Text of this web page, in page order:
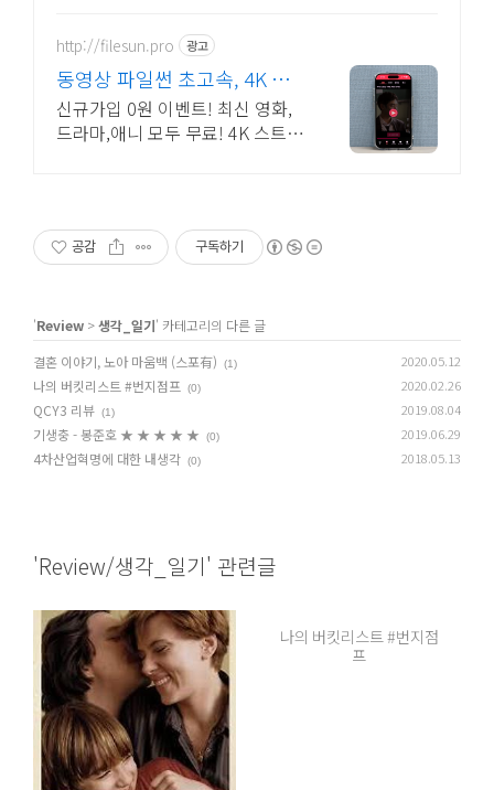
http://filesun.pro 광고
동영상 파일썬 초고속, 4K 실
시간 보기!
신규가입 0원 이벤트! 최신 영화,
드라마,애니 모두 무료! 4K 스트리
공감 구독하기
'Review >생각_일기' 카테고리의 다른 글
결혼 이야기, 노아 마움백 (스포有)
(1) 2020.05.12
나의 버킷리스트 #번지점프 (0) 2020.02.26
QCY3 리뷰 (1) 2019.08.04
기생충 - 봉준호 ★ ★ ★ ★ ★ (0) 2019.06.29
4차산업혁명에 대한 내생각 (0) 2018.05.13
'Review/생각_일기' 관련글
나의 버킷리스트 #번지점
프